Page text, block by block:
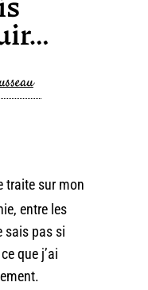
traite sur mon
entre les
sais pas si
que j’ai